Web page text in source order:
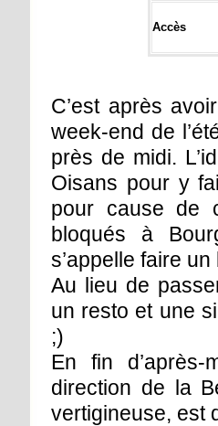
Accès
C’est après
week-end de
près de midi.
Oisans pour y
pour cause de
bloqués à
s’appelle faire
Au lieu de
un resto et une
;)
En fin
direction de la
vertigineuse, est